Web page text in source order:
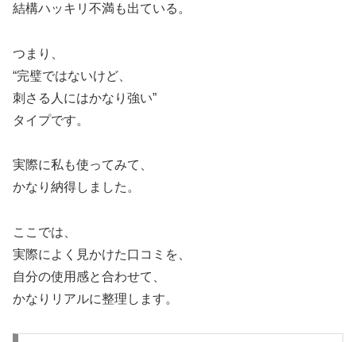
結構ハッキリ不満も出ている。
つまり、
“完璧ではないけど、
刺さる人にはかなり強い”
タイプです。
実際に私も使ってみて、
かなり納得しました。
ここでは、
実際によく見かけた口コミを、
自分の使用感と合わせて、
かなりリアルに整理します。